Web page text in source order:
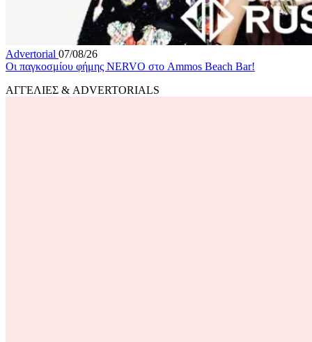
Advertorial 07/08/26
Οι παγκοσμίου φήμης NERVO στο Ammos Beach Bar!
ΑΓΓΕΛΙΕΣ & ADVERTORIALS